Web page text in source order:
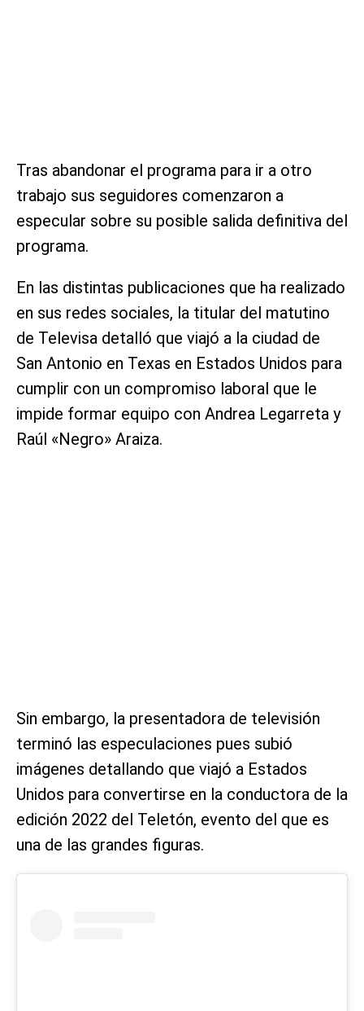
Tras abandonar el programa para ir a otro
trabajo sus seguidores comenzaron a
especular sobre su posible salida definitiva del
programa.
En las distintas publicaciones que ha realizado
en sus redes sociales, la titular del matutino
de Televisa detalló que viajó a la ciudad de
San Antonio en Texas en Estados Unidos para
cumplir con un compromiso laboral que le
impide formar equipo con Andrea Legarreta y
Raúl «Negro» Araiza.
Sin embargo, la presentadora de televisión
terminó las especulaciones pues subió
imágenes detallando que viajó a Estados
Unidos para convertirse en la conductora de la
edición 2022 del Teletón, evento del que es
una de las grandes figuras.